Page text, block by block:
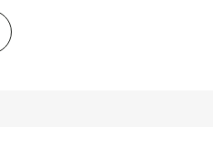
i mar­keds- og kul­tu­r­a­na­ly­se